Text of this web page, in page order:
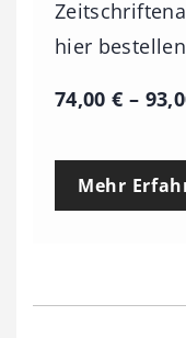
hier
74,00€ –
Mehr